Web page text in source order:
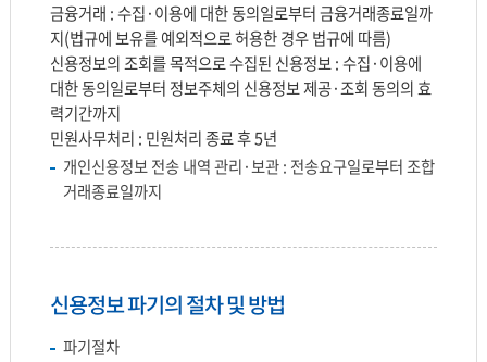
금융거래 : 수집·이용에 대한 동의일로부터 금융거래종료일까
지(법규에 보유를 예외적으로 허용한 경우 법규에 따름)
신용정보의 조회를 목적으로 수집된 신용정보 : 수집·이용에
대한 동의일로부터 정보주체의 신용정보 제공·조회 동의의 효
력기간까지
민원사무처리 : 민원처리 종료 후 5년
개인신용정보 전송 내역 관리·보관 : 전송요구일로부터 조합
거래종료일까지
신용정보 파기의 절차 및 방법
파기절차